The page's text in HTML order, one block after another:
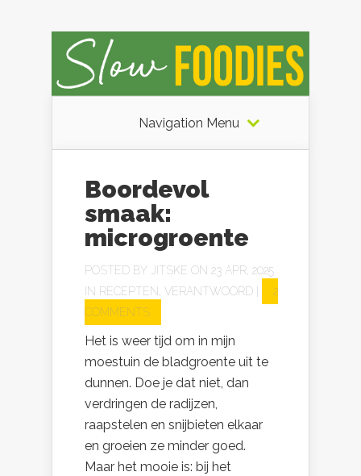
Navigation Menu
Boordevol
smaak:
microgroente
POSTED BY JITSKE ON 23 APR, 2025
IN RECEPTEN, VERANTWOORD
2
COMMENTS
Het is weer tijd om in mijn
moestuin de bladgroente uit te
dunnen. Doe je dat niet, dan
verdringen de radijzen,
raapstelen en snijbieten elkaar
en groeien ze minder goed.
Maar het mooie is: bij het